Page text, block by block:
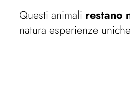
Questi animali restano
natura esperienze